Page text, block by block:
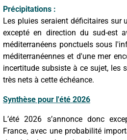
Précipitations :
Les pluies seraient déficitaires sur
excepté en direction du sud-est
méditerranéens ponctuels sous
méditerranéennes et d'une mer
incertitude subsiste à ce sujet, les
très nets à cette échéance.
Synthèse pour l'été 2026
L’été 2026 s’annonce donc
France, avec une probabilité